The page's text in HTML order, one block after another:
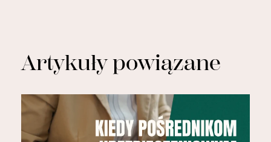
Artykuły powiązane